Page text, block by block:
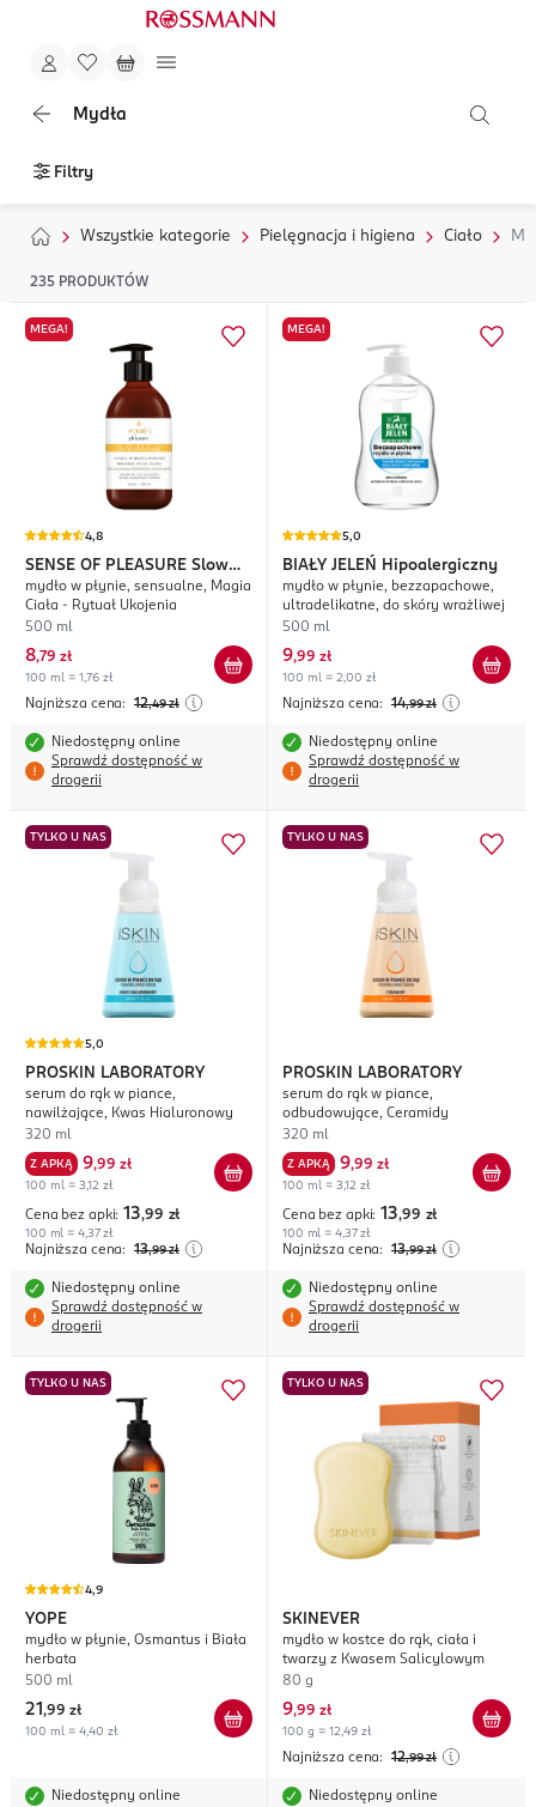
Mydła
Filtry
Wszystkie kategorie Pielęgnacja i higiena Ciało
235 PRODUKTÓW
MEGA!
4,8
SENSE OF PLEASURE Slow
Life With Slow Beauty
mydło w płynie, sensualne, Magia
Ciała - Rytuał Ukojenia
500 ml
8,79 zł
100 ml = 1,76 zł
Najniższa cena: 12,49 zł
Niedostępny online
Sprawdź dostępność w
drogerii
MEGA!
5,0
BIAŁY JELEŃ Hipoalergiczny
mydło w płynie, bezzapachowe,
ultradelikatne, do skóry wrażliwej
500 ml
9,99 zł
100 ml = 2,00 zł
Najniższa cena: 14,99 zł
Niedostępny online
Sprawdź dostępność w
drogerii
TYLKO U NAS
5,0
PROSKIN LABORATORY
serum do rąk w piance,
nawilżające, Kwas Hialuronowy
320 ml
Z APKĄ 9,99 zł
100 ml = 3,12 zł
Cena bez apki: 13,99 zł
100 ml = 4,37 zł
Najniższa cena: 13,99 zł
Niedostępny online
Sprawdź dostępność w
drogerii
TYLKO U NAS
PROSKIN LABORATORY
serum do rąk w piance,
odbudowujące, Ceramidy
320 ml
Z APKĄ 9,99 zł
100 ml = 3,12 zł
Cena bez apki: 13,99 zł
100 ml = 4,37 zł
Najniższa cena: 13,99 zł
Niedostępny online
Sprawdź dostępność w
drogerii
TYLKO U NAS
4,9
YOPE
mydło w płynie, Osmantus i Biała
herbata
500 ml
21 ,99 zł
100 ml = 4,40 zł
Niedostępny online
TYLKO U NAS
SKINEVER
mydło w kostce do rąk, ciała i
twarzy z Kwasem Salicylowym
80 g
9,99 zł
100 g = 12,49 zł
Najniższa cena: 12,99 zł
Niedostępny online